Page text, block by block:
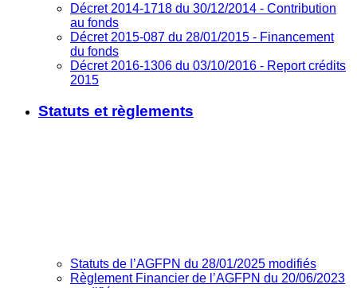
Décret 2014-1718 du 30/12/2014 - Contribution
au fonds
Décret 2015-087 du 28/01/2015 - Financement
du fonds
Décret 2016-1306 du 03/10/2016 - Report crédits
2015
Statuts et règlements
Statuts de l’AGFPN du 28/01/2025 modifiés
Règlement Financier de l’AGFPN du 20/06/2023